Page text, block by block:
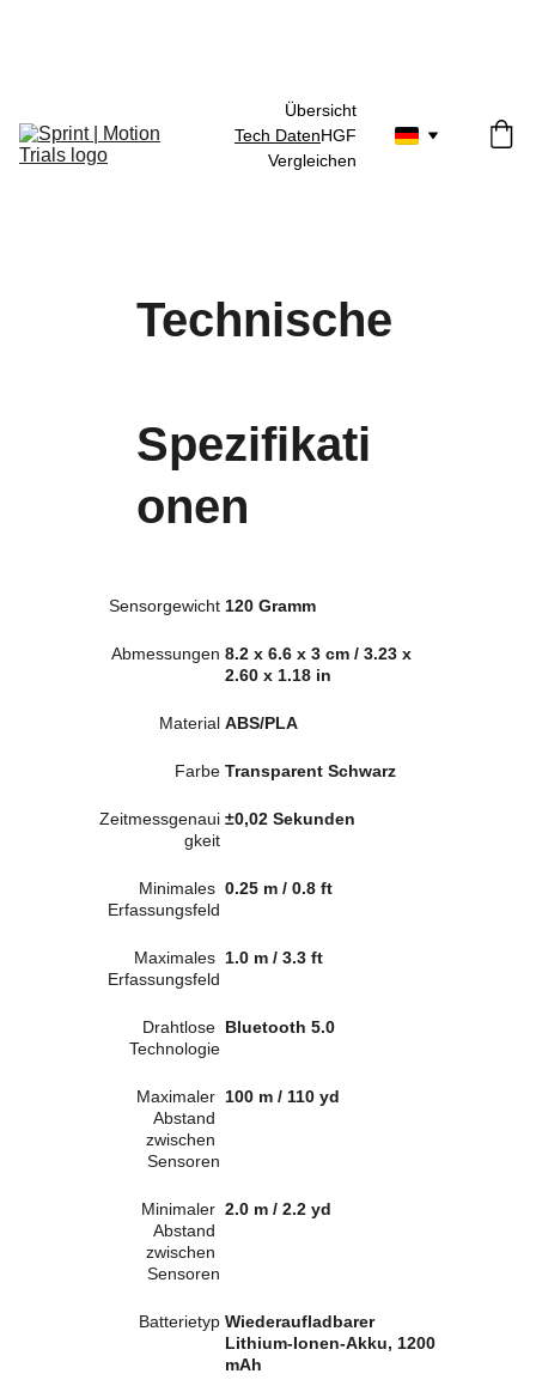
Übersicht
Tech DatenHGF
Vergleichen
Technische
Spezifikati
onen
Sensorgewicht 120 Gramm
Abmessungen 8.2 x 6.6 x 3 cm / 3.23 x
2.60 x 1.18 in
Material ABS/PLA
Farbe Transparent Schwarz
Zeitmessgenaui
gkeit
Minimales
Erfassungsfeld
Maximales
Erfassungsfeld
Drahtlose
Technologie
Maximaler
Abstand
zwischen
Sensoren
Minimaler
Abstand
zwischen
Sensoren
Batterietyp
±0,02 Sekunden
0.25 m / 0.8 ft
1.0 m / 3.3 ft
Bluetooth 5.0
100 m / 110 yd
2.0 m / 2.2 yd
Wiederaufladbarer
Lithium-Ionen-Akku, 1200
mAh